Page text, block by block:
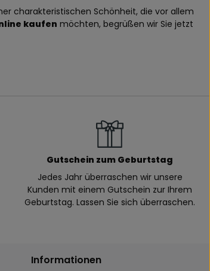
charakteristischen Schönheit, die vor allem
kaufen möchten, begrüßen wir Sie jetzt
Gutschein zum Geburtstag
Jedes Jahr überraschen wir unsere
Kunden mit einem Gutschein zur Ihrem
Geburtstag. Lassen Sie sich überraschen.
Informationen